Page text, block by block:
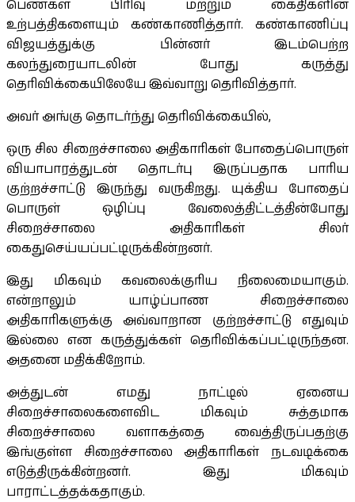
பெண்கள் பிரிவு மற்றும் கைதிகளின்
உற்பத்திகளையும் கண்காணித்தார். கண்காணிப்பு
விஜயத்துக்கு பின்னர் இடம்பெற்ற
கலந்துரையாடலின் போது கருத்து
தெரிவிக்கையிலேயே இவ்வாறு தெரிவித்தார்.
அவர் அங்கு தொடர்ந்து தெரிவிக்கையில்,
ஒரு சில சிறைச்சாலை அதிகாரிகள் போதைப்பொருள்
வியாபாரத்துடன் தொடர்பு இருப்பதாக பாரிய
குற்றச்சாட்டு இருந்து வருகிறது. யுக்திய போதைப்
பொருள் ஒழிப்பு வேலைத்திட்டத்தின்போது
சிறைச்சாலை அதிகாரிகள் சிலர்
கைதுசெய்யப்பட்டிருக்கின்றனர்.
இது மிகவும் கவலைக்குரிய நிலைமையாகும்.
என்றாலும் யாழ்ப்பாண சிறைச்சாலை
அதிகாரிகளுக்கு அவ்வாறான குற்றச்சாட்டு எதுவும்
இல்லை என கருத்துக்கள் தெரிவிக்கப்பட்டிருந்தன.
அதனை மதிக்கிறோம்.
அத்துடன் எமது நாட்டில் ஏனைய
சிறைச்சாலைகளைவிட மிகவும் சுத்தமாக
சிறைச்சாலை வளாகத்தை வைத்திருப்பதற்கு
இங்குள்ள சிறைச்சாலை அதிகாரிகள் நடவடிக்கை
எடுத்திருக்கின்றனர். இது மிகவும்
பாராட்டத்தக்கதாகும்.